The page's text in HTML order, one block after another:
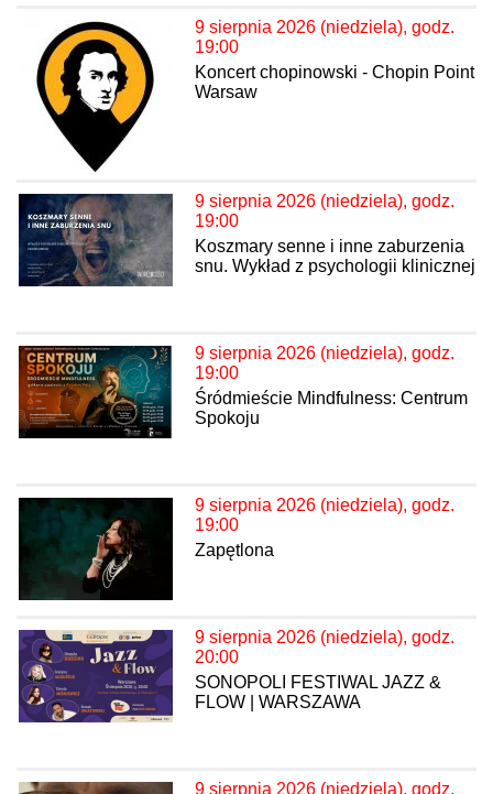
9 sierpnia 2026 (niedziela), godz.
19:00
Koncert chopinowski - Chopin Point
Warsaw
9 sierpnia 2026 (niedziela), godz.
19:00
Koszmary senne i inne zaburzenia
snu. Wykład z psychologii klinicznej
9 sierpnia 2026 (niedziela), godz.
19:00
Śródmieście Mindfulness: Centrum
Spokoju
9 sierpnia 2026 (niedziela), godz.
19:00
Zapętlona
9 sierpnia 2026 (niedziela), godz.
20:00
SONOPOLI FESTIWAL JAZZ &
FLOW | WARSZAWA
9 sierpnia 2026 (niedziela), godz.